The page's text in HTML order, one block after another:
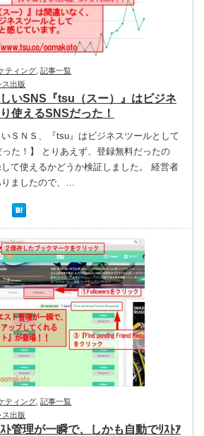
ティング 記事一覧
ス出版
いSNS『tsu（スー）』はビジネ
使えるSNSだった！
いＳＮＳ、『tsu』はビジネスツールとして
た！】 とりあえず、登録無料だったの
て使えるかどうか検証しました。 経営者
りましたので、…
ティング 記事一覧
ス出版
ﾄ管理が一瞬で、しかも自動でﾘｽﾄｱ